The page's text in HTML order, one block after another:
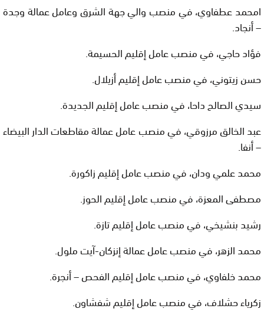
امحمد عطفاوي، في منصب والي جهة الشرق وعامل عمالة وجدة
– أنجاد.
فؤاد حاجي، في منصب عامل إقليم الحسيمة.
حسن زيتوني، في منصب عامل إقليم أزيلال.
سيدي الصالح داحا، في منصب عامل إقليم الجديدة.
عبد الخالق مرزوقي، في منصب عامل عمالة مقاطعات الدار البيضاء
– أنفا.
محمد علمي ودان، في منصب عامل إقليم زاكورة.
مصطفى المعزة، في منصب عامل إقليم الحوز.
رشيد بنشيخي، في منصب عامل إقليم تازة.
محمد الزهر، في منصب عامل عمالة إنزكان-آيت ملول.
محمد خلفاوي، في منصب عامل إقليم الفحص – أنجرة.
زكرياء حشلاف، في منصب عامل إقليم شفشاون.